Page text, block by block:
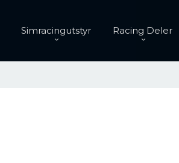
Simracingutstyr Racing Deler